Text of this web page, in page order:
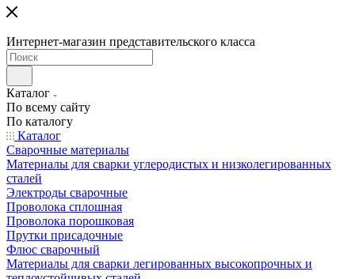
Интернет-магазин представительского класса
Каталог
По всему сайту
По каталогу
Каталог
Сварочные материалы
Материалы для сварки углеродистых и низколегированных
сталей
Электроды сварочные
Проволока сплошная
Проволока порошковая
Прутки присадочные
Флюс сварочный
Материалы для сварки легированных высокопрочных и